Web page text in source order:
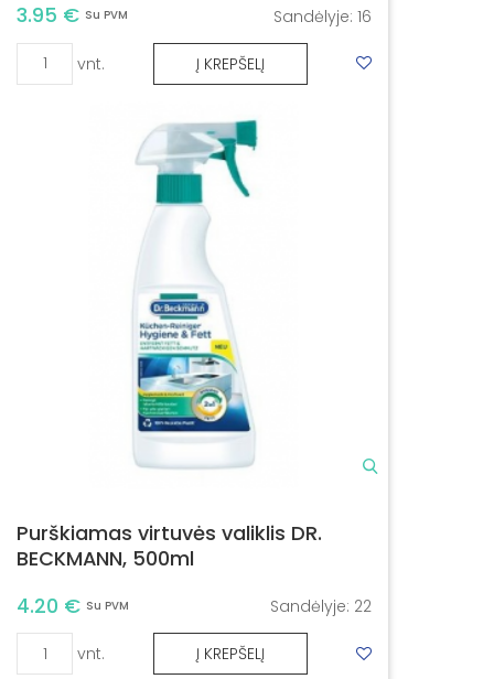
3.95 € Su PVM Sandėlyje: 16
vnt. Į KREPŠELĮ
Purškiamas virtuvės valiklis DR.
BECKMANN, 500ml
4.20 € Su PVM Sandėlyje: 22
vnt. Į KREPŠELĮ